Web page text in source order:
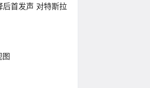
后首发声 对特斯拉
图